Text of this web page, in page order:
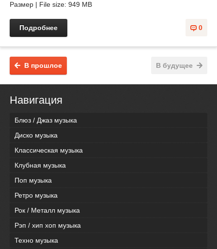
Размер | File size: 949 MB
0
Подробнее
В будущее
В прошлое
Навигация
Блюз / Джаз музыка
Диско музыка
Классическая музыка
Клубная музыка
Поп музыка
Ретро музыка
Рок / Металл музыка
Рэп / хип хоп музыка
Техно музыка